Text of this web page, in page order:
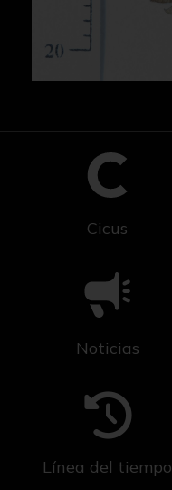
Cicus
Noticias
Línea del tiempo